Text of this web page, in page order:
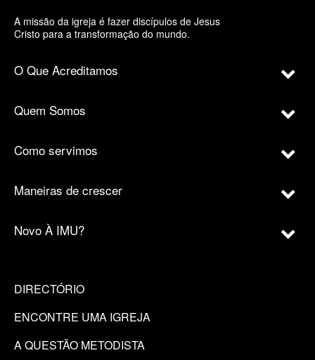
A missão da igreja é fazer discípulos de Jesus
Cristo para a transformação do mundo.
O Que Acreditamos
Quem Somos
Como servimos
Maneiras de crescer
Novo À IMU?
DIRECTÓRIO
ENCONTRE UMA IGREJA
A QUESTÃO METODISTA